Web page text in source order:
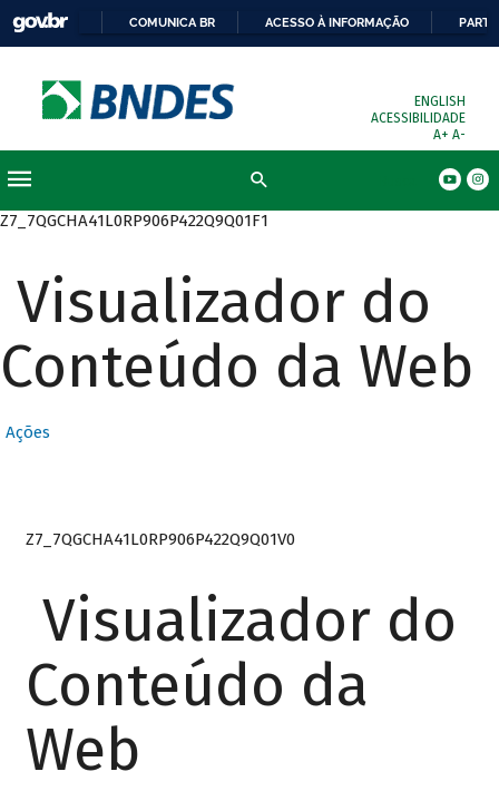
COMUNICA BR ACESSO À INFORMAÇÃO
ENGLISH
ACESSIBILIDADE
A+ A-
Z7_7QGCHA41L0RP906P422Q9Q01F1
Visualizador do
Conteúdo da Web
Ações
Z7_7QGCHA41L0RP906P422Q9Q01V0
Visualizador do
Conteúdo da
Web